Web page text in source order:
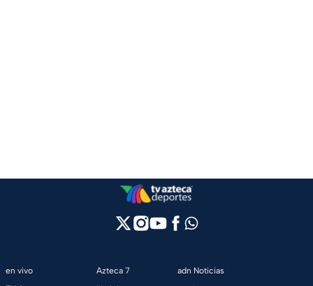
en vivo
Azteca 7
adn Noticias